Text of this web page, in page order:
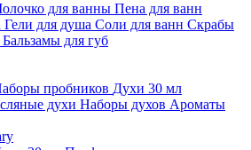
для ванны Пена для ванн
Гели для душа Соли для ванн Скрабы
Бальзамы для губ
пробников Духи 30 мл
духи Наборы духов Ароматы